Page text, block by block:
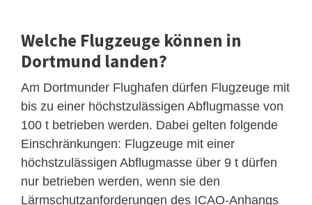
Welche Flugzeuge können in
Dortmund landen?
Am Dortmunder Flughafen dürfen Flugzeuge mit
bis zu einer höchstzulässigen Abflugmasse von
100 t betrieben werden. Dabei gelten folgende
Einschränkungen: Flugzeuge mit einer
höchstzulässigen Abflugmasse über 9 t dürfen
nur betrieben werden, wenn sie den
Lärmschutzanforderungen des ICAO-Anhangs